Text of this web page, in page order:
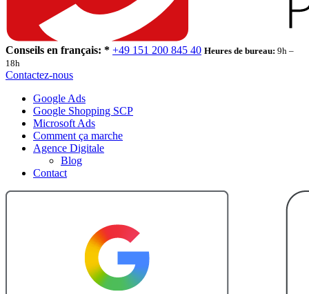
Conseils en français: * +49 151 200 845 40 Heures de bureau: 9h –
18h
Contactez-nous
Google Ads
Google Shopping SCP
Microsoft Ads
Comment ça marche
Agence Digitale
Blog
Contact